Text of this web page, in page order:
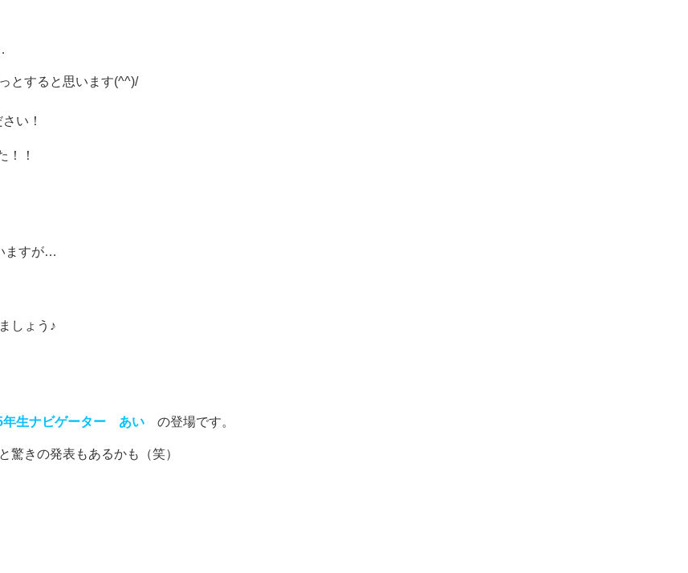
とすると思います(^^)/
い！
！！
ますが…
しょう♪
年生ナビゲーター あい の登場です。
驚きの発表もあるかも（笑）